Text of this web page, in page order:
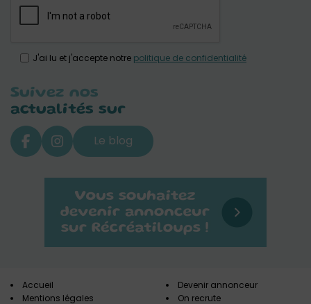
J'ai lu et j'accepte notre politique de confidentialité
Suivez nos
actualités sur
Le blog
Accueil
Mentions légales
Devenir annonceur
On recrute